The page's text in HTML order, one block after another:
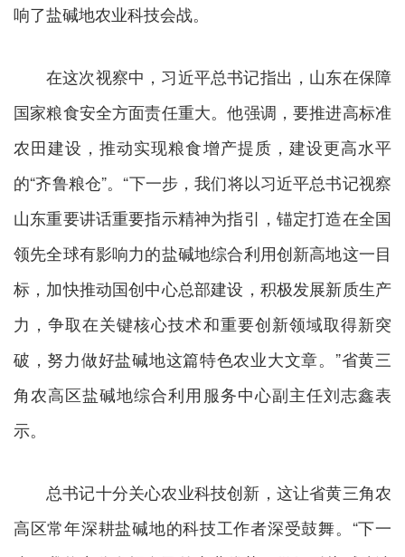
响了盐碱地农业科技会战。
在这次视察中，习近平总书记指出，山东在保障
国家粮食安全方面责任重大。他强调，要推进高标准
农田建设，推动实现粮食增产提质，建设更高水平
的“齐鲁粮仓”。“下一步，我们将以习近平总书记视察
山东重要讲话重要指示精神为指引，锚定打造在全国
领先全球有影响力的盐碱地综合利用创新高地这一目
标，加快推动国创中心总部建设，积极发展新质生产
力，争取在关键核心技术和重要创新领域取得新突
破，努力做好盐碱地这篇特色农业大文章。”省黄三
角农高区盐碱地综合利用服务中心副主任刘志鑫表
示。
总书记十分关心农业科技创新，这让省黄三角农
高区常年深耕盐碱地的科技工作者深受鼓舞。“下一